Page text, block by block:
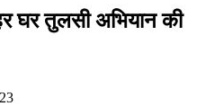
घर तुलसी अभियान की